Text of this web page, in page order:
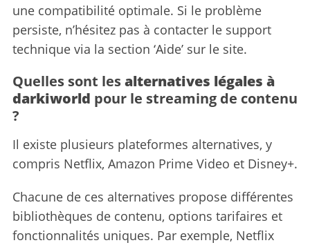
une compatibilité optimale. Si le problème
persiste, n’hésitez pas à contacter le support
technique via la section ‘Aide’ sur le site.
Quelles sont lesalternatives légales à
darkiworld pour le streaming de contenu
?
Il existe plusieurs plateformes alternatives, y
compris Netflix, Amazon Prime Video et Disney+.
Chacune de ces alternatives propose différentes
bibliothèques de contenu, options tarifaires et
fonctionnalités uniques. Par exemple, Netflix